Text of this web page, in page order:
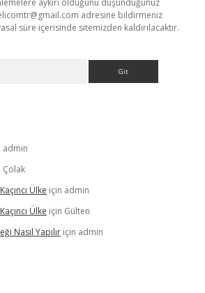
aykırı olduğunu düşündüğünüz
adresine bildirmeniz
süre içerisinde sitemizden kaldırılacaktır.
admin
Çolak
Ülke için admin
Ülke için Gülten
Nasıl Yapılır için admin